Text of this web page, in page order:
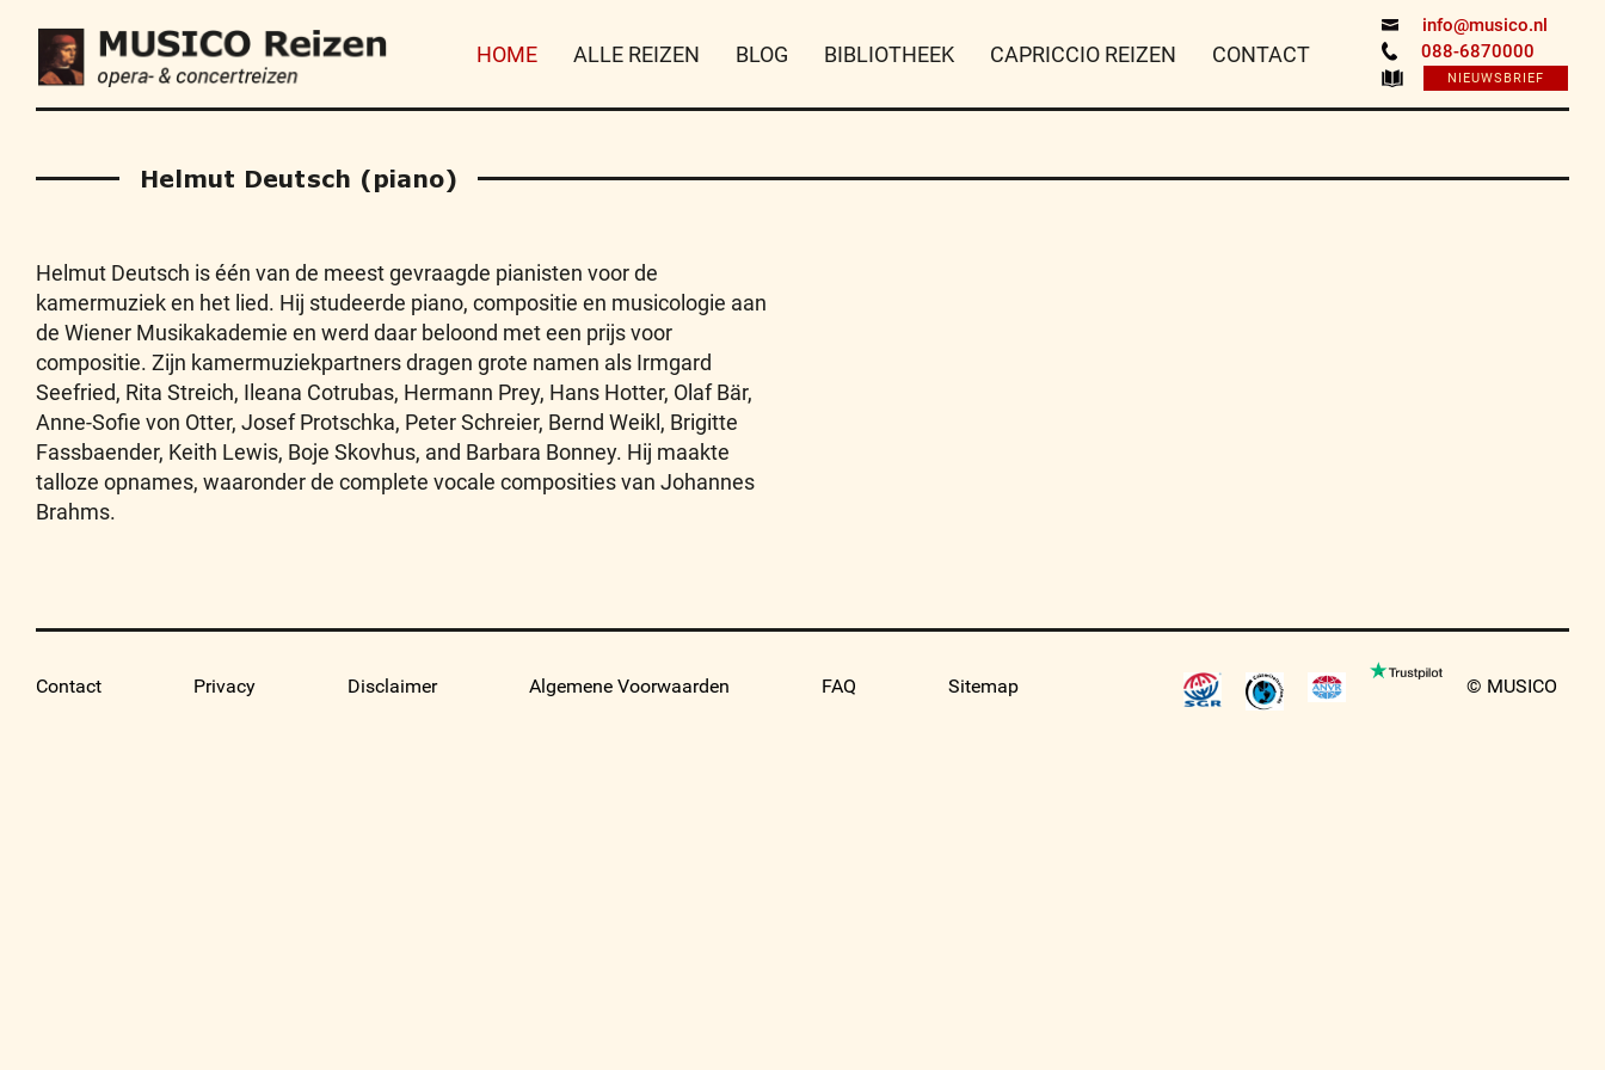
info@musico.nl
088-6870000
NIEUWSBRIEF
HOME ALLE REIZEN BLOG BIBLIOTHEEK CAPRICCIO REIZEN CONTACT
Helmut Deutsch (piano)
Helmut Deutsch is één van de meest gevraagde pianisten voor de
kamermuziek en het lied. Hij studeerde piano, compositie en musicologie aan
de Wiener Musikakademie en werd daar beloond met een prijs voor
compositie. Zijn kamermuziekpartners dragen grote namen als Irmgard
Seefried, Rita Streich, Ileana Cotrubas, Hermann Prey, Hans Hotter, Olaf Bär,
Anne-Sofie von Otter, Josef Protschka, Peter Schreier, Bernd Weikl, Brigitte
Fassbaender, Keith Lewis, Boje Skovhus, and Barbara Bonney. Hij maakte
talloze opnames, waaronder de complete vocale composities van Johannes
Brahms.
Contact Privacy Disclaimer Algemene Voorwaarden FAQ Sitemap © MUSICO